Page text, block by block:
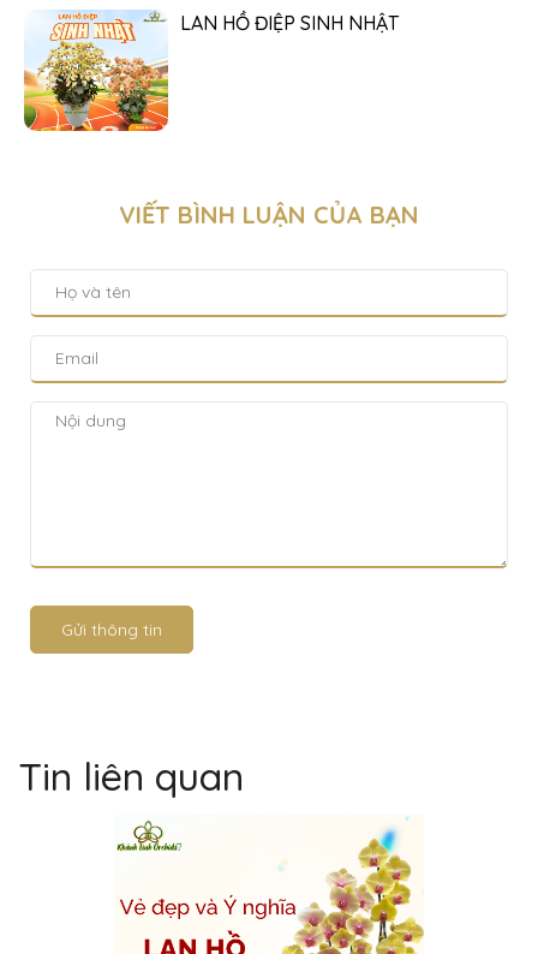
LAN HỒ ĐIỆP SINH NHẬT
VIẾT BÌNH LUẬN CỦA BẠN
Gửi thông tin
Tin liên quan